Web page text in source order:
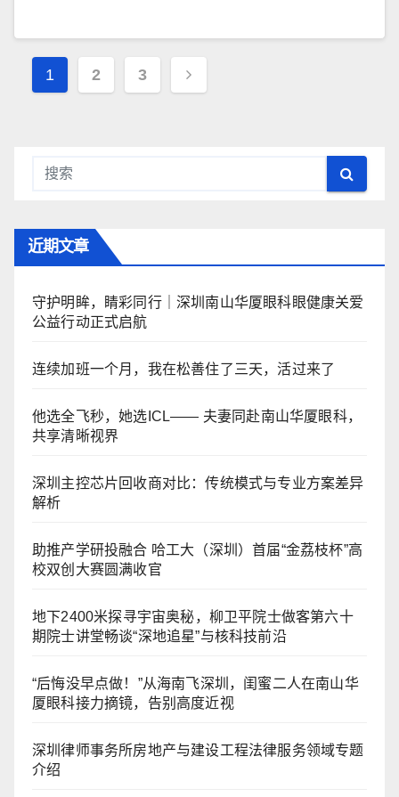
文
航
1 2 3
近期文章
守护明眸，睛彩同行｜深圳南山华厦眼科眼健康关爱
公益行动正式启航
连续加班一个月，我在松善住了三天，活过来了
他选全飞秒，她选ICL—— 夫妻同赴南山华厦眼科，
共享清晰视界
深圳主控芯片回收商对比：传统模式与专业方案差异
解析
助推产学研投融合 哈工大（深圳）首届“金荔枝杯”高
校双创大赛圆满收官
地下2400米探寻宇宙奥秘，柳卫平院士做客第六十
期院士讲堂畅谈“深地追星”与核科技前沿
“后悔没早点做！”从海南飞深圳，闺蜜二人在南山华
厦眼科接力摘镜，告别高度近视
深圳律师事务所房地产与建设工程法律服务领域专题
介绍